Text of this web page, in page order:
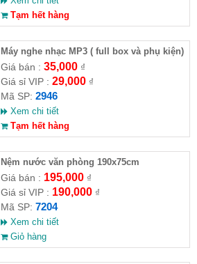
Tạm hết hàng
Máy nghe nhạc MP3 ( full box và phụ kiện)
Giá bán : 35,000₫
Giá sỉ VIP : 29,000₫
Mã SP: 2946
Xem chi tiết
Tạm hết hàng
Nệm nước văn phòng 190x75cm
Giá bán : 195,000₫
Giá sỉ VIP : 190,000₫
Mã SP: 7204
Xem chi tiết
Giỏ hàng